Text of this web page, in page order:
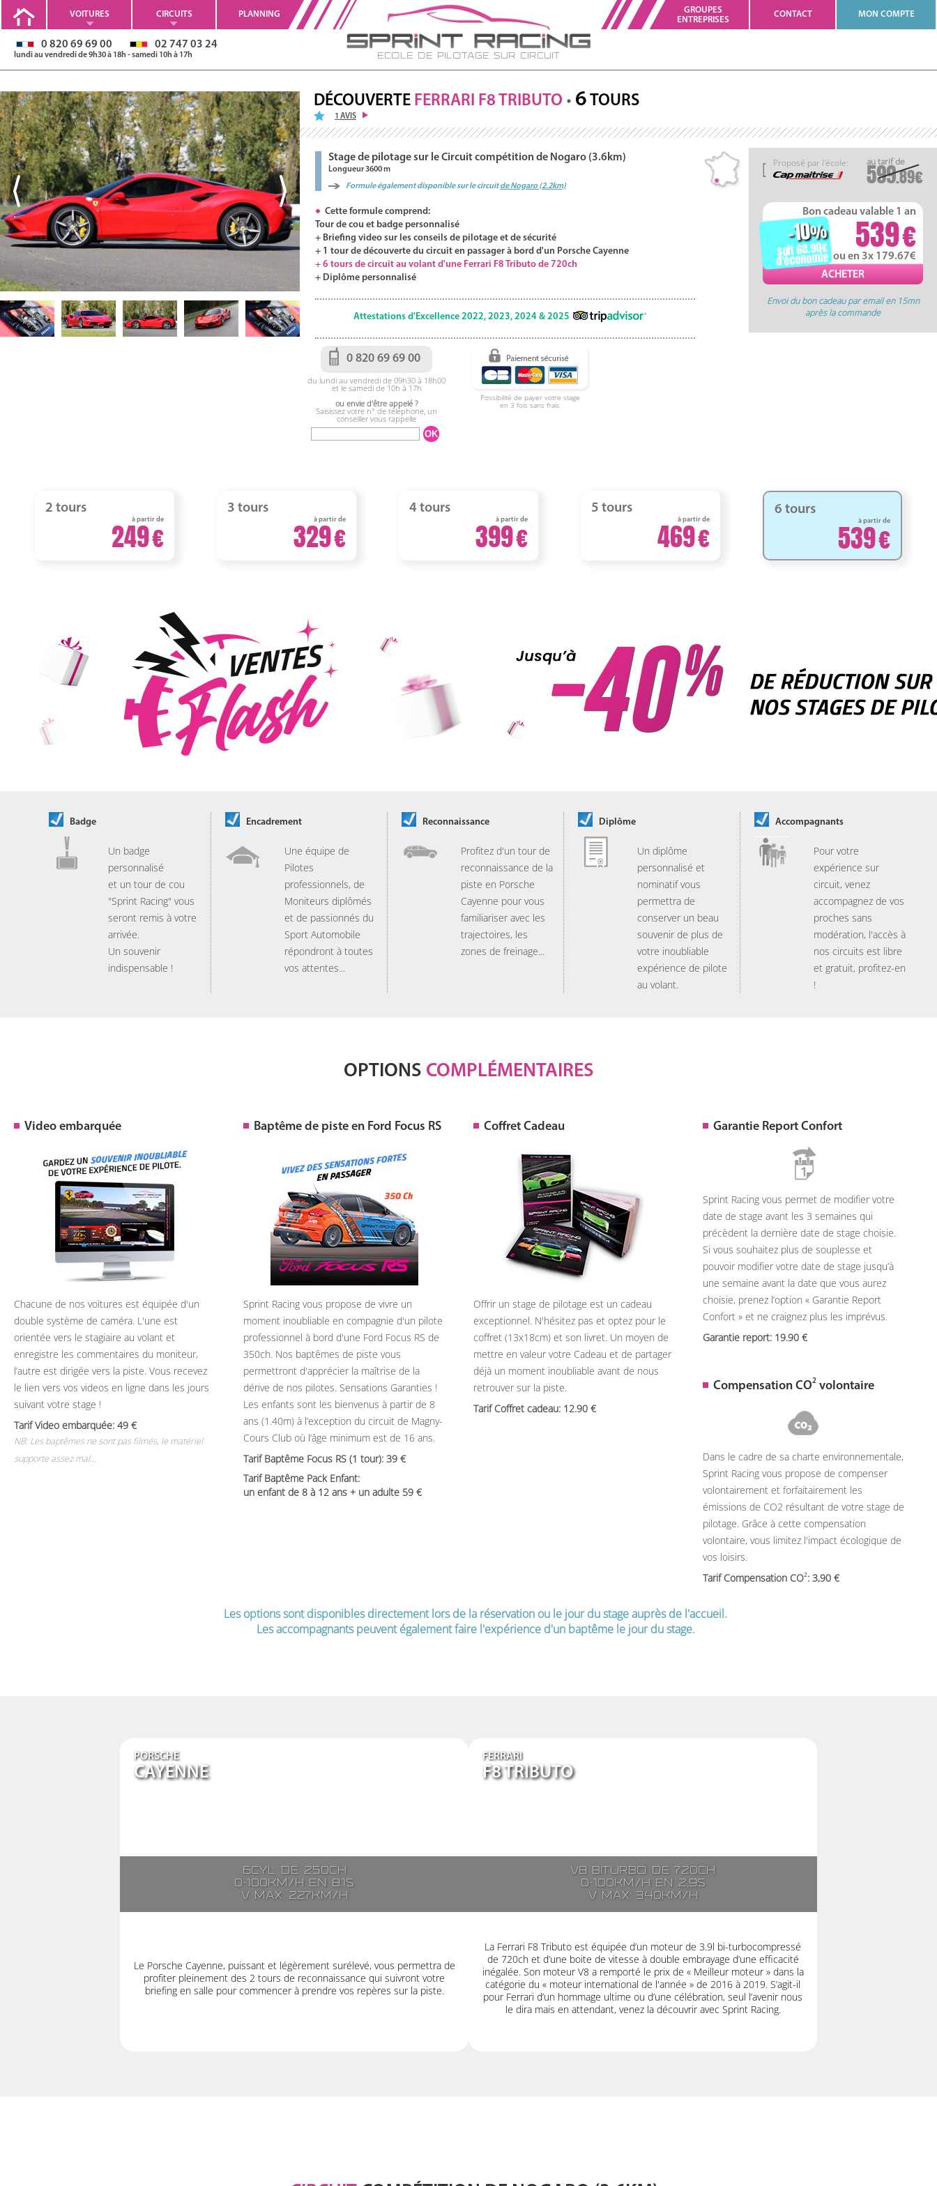
Ecole de Pilotage sur Circuit
VOITURES CIRCUITS PLANNING
GROUPES
ENTREPRISES
CONTACT MON COMPTE
0 820 69 69 00 02 747 03 24
lundi au vendredi de 9h30 à 18h - samedi 10h à 17h
DÉCOUVERTE FERRARI F8 TRIBUTO 6 TOURS
1 AVIS
599.89
Proposé par l'école:
Bon cadeau valable 1 an
539
ou en 3x 179.67
-10%
soit 60.90
d'économie
Envoi du bon cadeau par email en 15mn
après la commande
Stage de pilotage sur le Circuit compétition de Nogaro (3.6km)
Longueur 3600 m
Formule également disponible sur le circuitde Nogaro (2.2km)
Cette formule comprend:
Tour de cou et badge personnalisé
+ Briefing video sur les conseils de pilotage et de sécurité
+ 1 tour de découverte du circuit en passager à bord d'un Porsche Cayenne
+ 6 tours de circuit au volant d'une Ferrari F8 Tributo de 720ch
+ Diplôme personnalisé
Attestations d'Excellence 2022, 2023, 2024 & 2025
0 820 69 69 00
du lundi au vendredi de 09h30 à 18h00
et le samedi de 10h à 17h
ou envie d'être appelé ?
Saisissez votre n° de téléphone, un
conseiller vous rappelle
Possibilité de payer votre stage
en 3 fois sans frais
2 tours
à partir de
249
3 tours
à partir de
329
4 tours
à partir de
399
5 tours
à partir de
469
6 tours
à partir de
539
Badge
Un badge
personnalisé
et un tour de cou
"Sprint Racing" vous
seront remis à votre
arrivée.
Un souvenir
indispensable !
Encadrement
Une équipe de
Pilotes
professionnels, de
Moniteurs diplômés
et de passionnés du
Sport Automobile
répondront à toutes
vos attentes...
Reconnaissance
Profitez d'un tour de
reconnaissance de la
piste en Porsche
Cayenne pour vous
familiariser avec les
trajectoires, les
zones de freinage...
Diplôme
Un diplôme
personnalisé et
nominatif vous
permettra de
conserver un beau
souvenir de plus de
votre inoubliable
expérience de pilote
au volant.
Accompagnants
Pour votre
expérience sur
circuit, venez
accompagnez de vos
proches sans
modération, l'accès à
nos circuits est libre
et gratuit, profitez-en
!
OPTIONS COMPLÉMENTAIRES
Video embarquée
Chacune de nos voitures est équipée d'un
double système de caméra. L'une est
orientée vers le stagiaire au volant et
enregistre les commentaires du moniteur,
l’autre est dirigée vers la piste. Vous recevez
le lien vers vos videos en ligne dans les jours
suivant votre stage !
Tarif Video embarquée: 49
NB: Les baptêmes ne sont pas filmés, le matériel
supporte assez mal...
Baptême de piste en Ford Focus RS
Sprint Racing vous propose de vivre un
moment inoubliable en compagnie d'un pilote
professionnel à bord d'une Ford Focus RS de
350ch. Nos baptêmes de piste vous
permettront d'apprécier la maîtrise de la
dérive de nos pilotes. Sensations Garanties !
Les enfants sont les bienvenus à partir de 8
ans (1.40m) à l’exception du circuit de Magny-
Cours Club où l’âge minimum est de 16 ans.
Tarif Baptême Focus RS (1 tour): 39
Tarif Baptême Pack Enfant:
un enfant de 8 à 12 ans + un adulte 59
Coffret Cadeau
Offrir un stage de pilotage est un cadeau
exceptionnel. N'hésitez pas et optez pour le
coffret (13x18cm) et son livret. Un moyen de
mettre en valeur votre Cadeau et de partager
déjà un moment inoubliable avant de nous
retrouver sur la piste.
Tarif Coffret cadeau: 12.90
Garantie Report Confort
Sprint Racing vous permet de modifier votre
date de stage avant les 3 semaines qui
précèdent la dernière date de stage choisie.
Si vous souhaitez plus de souplesse et
pouvoir modifier votre date de stage jusqu’à
une semaine avant la date que vous aurez
choisie, prenez l’option « Garantie Report
Confort » et ne craignez plus les imprévus.
Garantie report: 19.90
Compensation CO2volontaire
Dans le cadre de sa charte environnementale,
Sprint Racing vous propose de compenser
volontairement et forfaitairement les
émissions de CO2 résultant de votre stage de
pilotage. Grâce à cette compensation
volontaire, vous limitez l'impact écologique de
vos loisirs.
Tarif Compensation CO2: 3,90
Les options sont disponibles directement lors de la réservation ou le jour du stage auprès de l'accueil.
Les accompagnants peuvent également faire l'expérience d'un baptême le jour du stage.
PORSCHE
CAYENNE
6cyl. de 250ch
0-100km/h en 8.1s
V max: 227km/h
Le Porsche Cayenne, puissant et légèrement surélevé, vous permettra de
profiter pleinement des 2 tours de reconnaissance qui suivront votre
briefing en salle pour commencer à prendre vos repères sur la piste.
FERRARI
F8 TRIBUTO
V8 biturbo de 720ch
0-100km/h en 2,9s
V max: 340km/h
La Ferrari F8 Tributo est équipée d’un moteur de 3.9l bi-turbocompressé
de 720ch et d’une boite de vitesse à double embrayage d’une efficacité
inégalée. Son moteur V8 a remporté le prix de « Meilleur moteur » dans la
catégorie du « moteur international de l'année » de 2016 à 2019. S’agit-il
pour Ferrari d’un hommage ultime ou d’une célébration, seul l’avenir nous
le dira mais en attendant, venez la découvrir avec Sprint Racing.